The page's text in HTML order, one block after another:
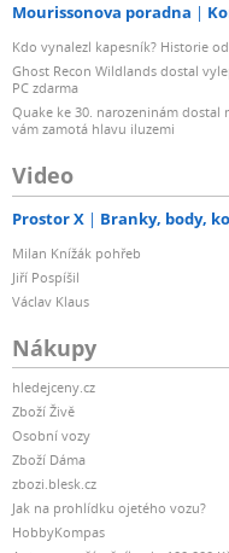
Mourissonova poradna
Kdo vynalezl kapesník? Historie
Ghost Recon Wildlands dostal
PC zdarma
Quake ke 30. narozeninám
vám zamotá hlavu iluzemi
Video
Prostor X Branky, body,
Milan Knížák pohřeb
Jiří Pospíšil
Václav Klaus
Nákupy
hledejceny.cz
Zboží Živě
Osobní vozy
Zboží Dáma
zbozi.blesk.cz
Jak na prohlídku ojetého vozu?
HobbyKompas